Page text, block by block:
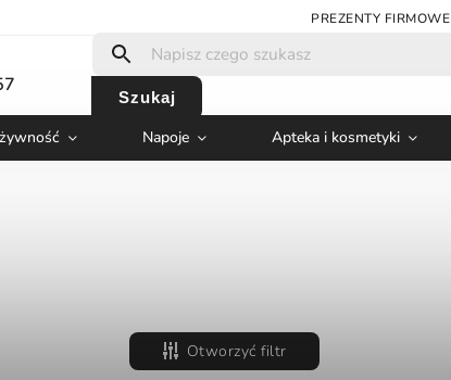
PREZENTY FIRMOWE
Szukaj
Napoje Apteka i kosmetyki
Otworzyć filtr